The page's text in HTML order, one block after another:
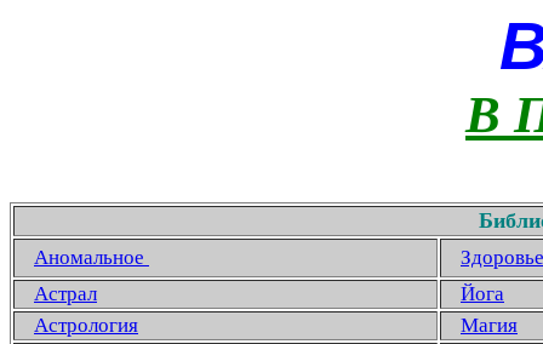
В
Аномальное
Здоровье
Астрал
Йога
Астрология
Магия